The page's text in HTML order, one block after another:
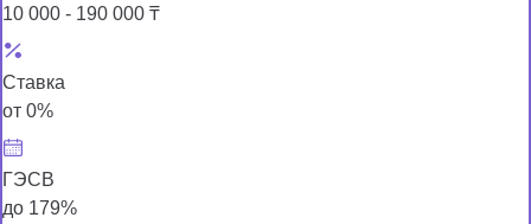
10 000 - 190 000 ₸
Ставка
от 0%
ГЭСВ
до 179%